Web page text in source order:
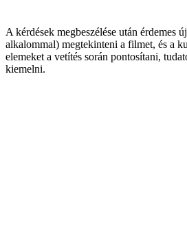
A kérdések megbeszélése után érdemes
alkalommal) megtekinteni a filmet, és a
elemeket a vetítés során pontosítani,
kiemelni.